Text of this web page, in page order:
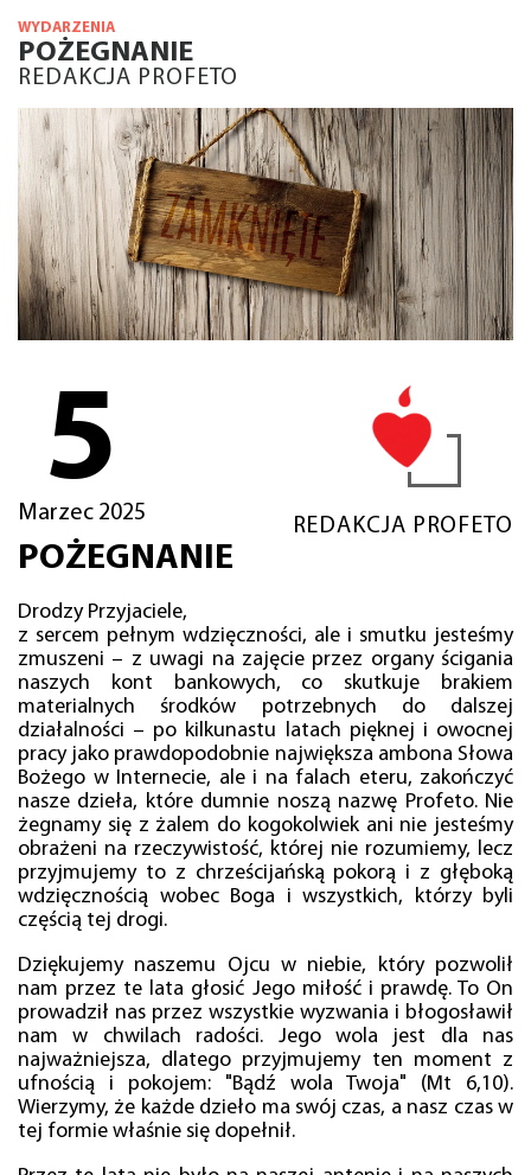
WYDARZENIA
POŻEGNANIE
REDAKCJA PROFETO
5
Marzec 2025
REDAKCJA PROFETO
POŻEGNANIE
Drodzy Przyjaciele,
z sercem pełnym wdzięczności, ale i smutku jesteśmy
zmuszeni – z uwagi na zajęcie przez organy ścigania
naszych kont bankowych, co skutkuje brakiem
materialnych środków potrzebnych do dalszej
działalności – po kilkunastu latach pięknej i owocnej
pracy jako prawdopodobnie największa ambona Słowa
Bożego w Internecie, ale i na falach eteru, zakończyć
nasze dzieła, które dumnie noszą nazwę Profeto. Nie
żegnamy się z żalem do kogokolwiek ani nie jesteśmy
obrażeni na rzeczywistość, której nie rozumiemy, lecz
przyjmujemy to z chrześcijańską pokorą i z głęboką
wdzięcznością wobec Boga i wszystkich, którzy byli
częścią tej drogi.
Dziękujemy naszemu Ojcu w niebie, który pozwolił
nam przez te lata głosić Jego miłość i prawdę. To On
prowadził nas przez wszystkie wyzwania i błogosławił
nam w chwilach radości. Jego wola jest dla nas
najważniejsza, dlatego przyjmujemy ten moment z
ufnością i pokojem: "Bądź wola Twoja" (Mt 6,10).
Wierzymy, że każde dzieło ma swój czas, a nasz czas w
tej formie właśnie się dopełnił.